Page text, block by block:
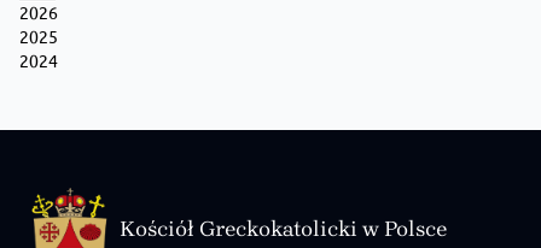
2026
2025
2024
Kościół Greckokatolicki w Polsce